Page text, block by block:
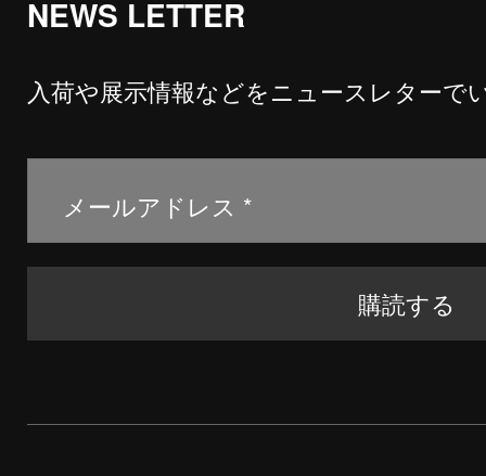
NEWS LETTER
入荷や展示情報などをニュースレターで